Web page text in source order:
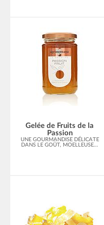
Gelée de Fruits de la
Passion
UNE GOURMANDISE DÉLICATE
DANS LE GOÛT, MOELLEUSE...